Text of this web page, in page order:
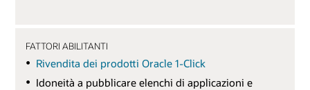
FATTORI ABILITANTI
Rivendita dei prodotti Oracle 1-Click
Idoneità a pubblicare elenchi di applicazioni e